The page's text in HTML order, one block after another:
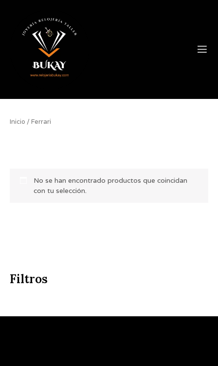
contenido
Tienda Online
Filtros
Inicio / Ferrari
No se han encontrado productos que coincidan
con tu selección.